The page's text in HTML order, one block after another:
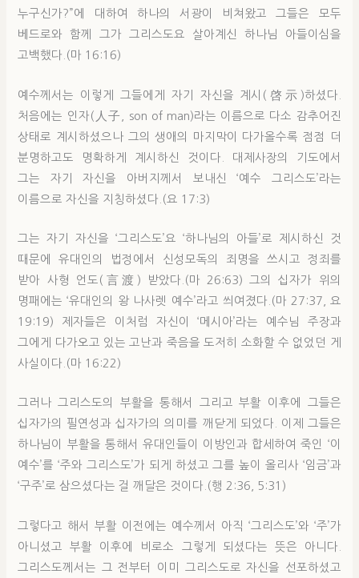
누구신가?”에 대하여 하나의 서광이 비쳐왔고 그들은 모두
베드로와 함께 그가 그리스도요 살아계신 하나님 아들이심을
고백했다.(마 16:16)
예수께서는 이렇게 그들에게 자기 자신을 계시(啓示)하셨다.
처음에는 인자(人子, son of man)라는 이름으로 다소 감추어진
상태로 계시하셨으나 그의 생애의 마지막이 다가올수록 점점 더
분명하고도 명확하게 계시하신 것이다. 대제사장의 기도에서
그는 자기 자신을 아버지께서 보내신 ‘예수 그리스도’라는
이름으로 자신을 지칭하셨다.(요 17:3)
그는 자기 자신을 ‘그리스도’요 ‘하나님의 아들’로 제시하신 것
때문에 유대인의 법정에서 신성모독의 죄명을 쓰시고 정죄를
받아 사형 언도(言渡) 받았다.(마 26:63) 그의 십자가 위의
명패에는 ‘유대인의 왕 나사렛 예수’라고 씌여졌다.(마 27:37, 요
19:19) 제자들은 이처럼 자신이 ‘메시아’라는 예수님 주장과
그에게 다가오고 있는 고난과 죽음을 도저히 소화할 수 없었던 게
사실이다.(마 16:22)
그러나 그리스도의 부활을 통해서 그리고 부활 이후에 그들은
십자가의 필연성과 십자가의 의미를 깨닫게 되었다. 이제 그들은
하나님이 부활을 통해서 유대인들이 이방인과 합세하여 죽인 ‘이
예수’를 ‘주와 그리스도’가 되게 하셨고 그를 높이 올리사 ‘임금’과
‘구주’로 삼으셨다는 걸 깨달은 것이다.(행 2:36, 5:31)
그렇다고 해서 부활 이전에는 예수께서 아직 ‘그리스도’와 ‘주’가
아니셨고 부활 이후에 비로소 그렇게 되셨다는 뜻은 아니다.
그리스도께서는 그 전부터 이미 그리스도로 자신을 선포하셨고